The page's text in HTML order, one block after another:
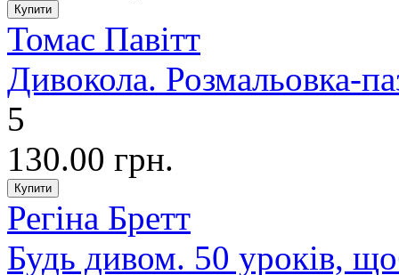
Томас Павітт
Дивокола. Розмальовка-
5
130.00 грн.
Регіна Бретт
Будь дивом. 50 уроків,